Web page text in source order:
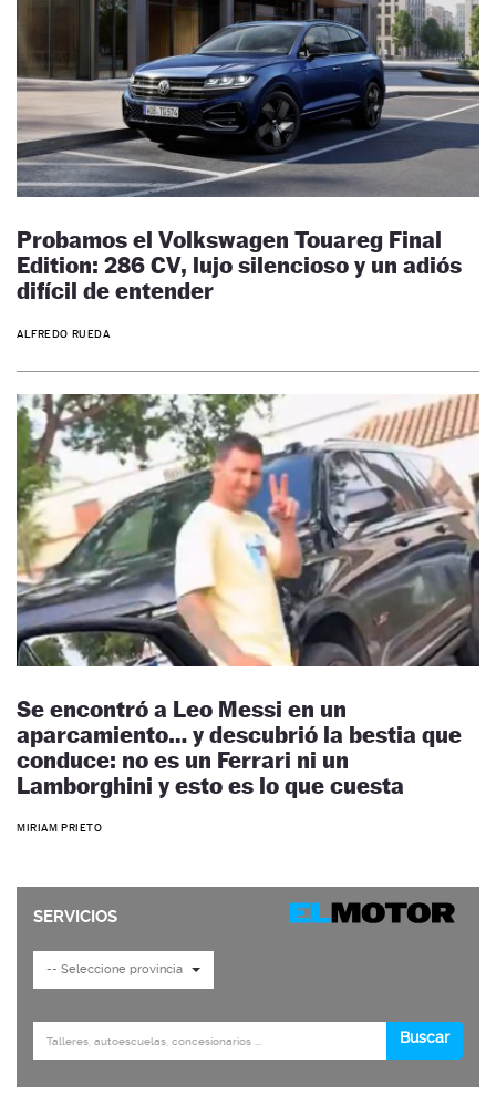
Probamos el Volkswagen Touareg Final
Edition: 286 CV, lujo silencioso y un adiós
difícil de entender
ALFREDO RUEDA
Se encontró a Leo Messi en un
aparcamiento… y descubrió la bestia que
conduce: no es un Ferrari ni un
Lamborghini y esto es lo que cuesta
MIRIAM PRIETO